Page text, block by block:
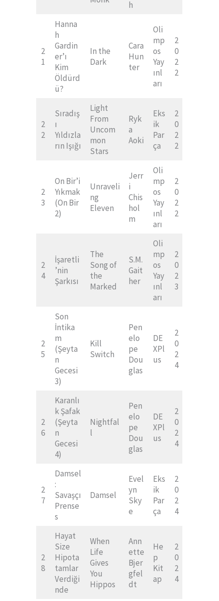
h
2
1
Hanna
h
Gardin
er’ı
Kim
Öldürd
ü?
In the
Dark
Cara
Hun
ter
Oli
mp
os
Yay
ınl
arı
2
0
2
2
2
2
Sıradış
ı
Yıldızla
rın Işığı
Light
From
Uncom
mon
Stars
Ryk
a
Aoki
Eks
ik
Par
ça
2
0
2
2
2
3
On Bir’i
Yıkmak
(On Bir
2)
Unraveli
ng
Eleven
Jerr
i
Chis
hol
m
Oli
mp
os
Yay
ınl
arı
2
0
2
2
2
4
İşaretli
’nin
Şarkısı
The
Song of
the
Marked
S.M.
Gait
her
Oli
mp
os
Yay
ınl
arı
2
0
2
3
2
5
Son
İntika
m
(Şeyta
n
Gecesi
3)
Kill
Switch
Pen
elo
pe
Dou
glas
DE
XPl
us
2
0
2
4
2
6
Karanlı
k Şafak
(Şeyta
n
Gecesi
4)
Nightfal
l
Pen
elo
pe
Dou
glas
DE
XPl
us
2
0
2
4
2
7
Damsel
:
Savaşçı
Prense
s
Damsel
Evel
yn
Sky
e
Eks
ik
Par
ça
2
0
2
4
2
8
Hayat
Size
Hipota
tamlar
Verdiği
nde
When
Life
Gives
You
Hippos
Ann
ette
Bjer
gfel
dt
He
p
Kit
ap
2
0
2
4